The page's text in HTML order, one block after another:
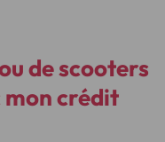
de scooters
crédit